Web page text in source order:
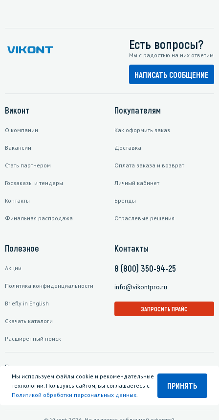
Есть вопросы?
Мы с радостью на них ответим
НАПИСАТЬ СООБЩЕНИЕ
Виконт
О компании
Вакансии
Стать партнером
Госзаказы и тендеры
Контакты
Финальная распродажа
Покупателям
Как оформить заказ
Доставка
Оплата заказа и возврат
Личный кабинет
Бренды
Отраслевые решения
Полезное
Акции
Политика конфиденциальности
Briefly in English
Скачать каталоги
Расширенный поиск
Контакты
8 (800) 350-94-25
info@vikontpro.ru
ЗАПРОСИТЬ ПРАЙС
Подписаться на рассылку
Мы используем файлы cookie и рекомендательные
технологии. Пользуясь сайтом, вы соглашаетесь с
Политикой обработки персональных данных.
ПРИНЯТЬ